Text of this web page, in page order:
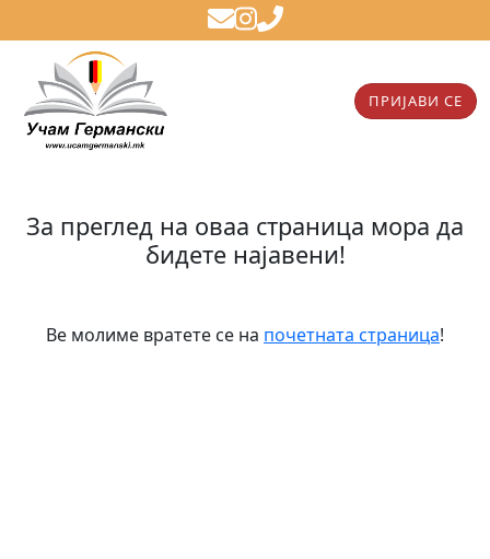
ПРИЈАВИ СЕ
За преглед на оваа страница мора да
бидете најавени!
Ве молиме вратете се на почетната страница!